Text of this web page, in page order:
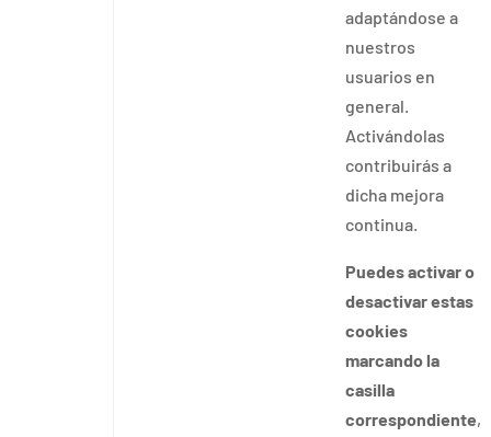
adaptándose a
nuestros
usuarios en
general.
Activándolas
contribuirás a
dicha mejora
continua.
Puedes activar o
desactivar estas
cookies
marcando la
casilla
correspondiente,